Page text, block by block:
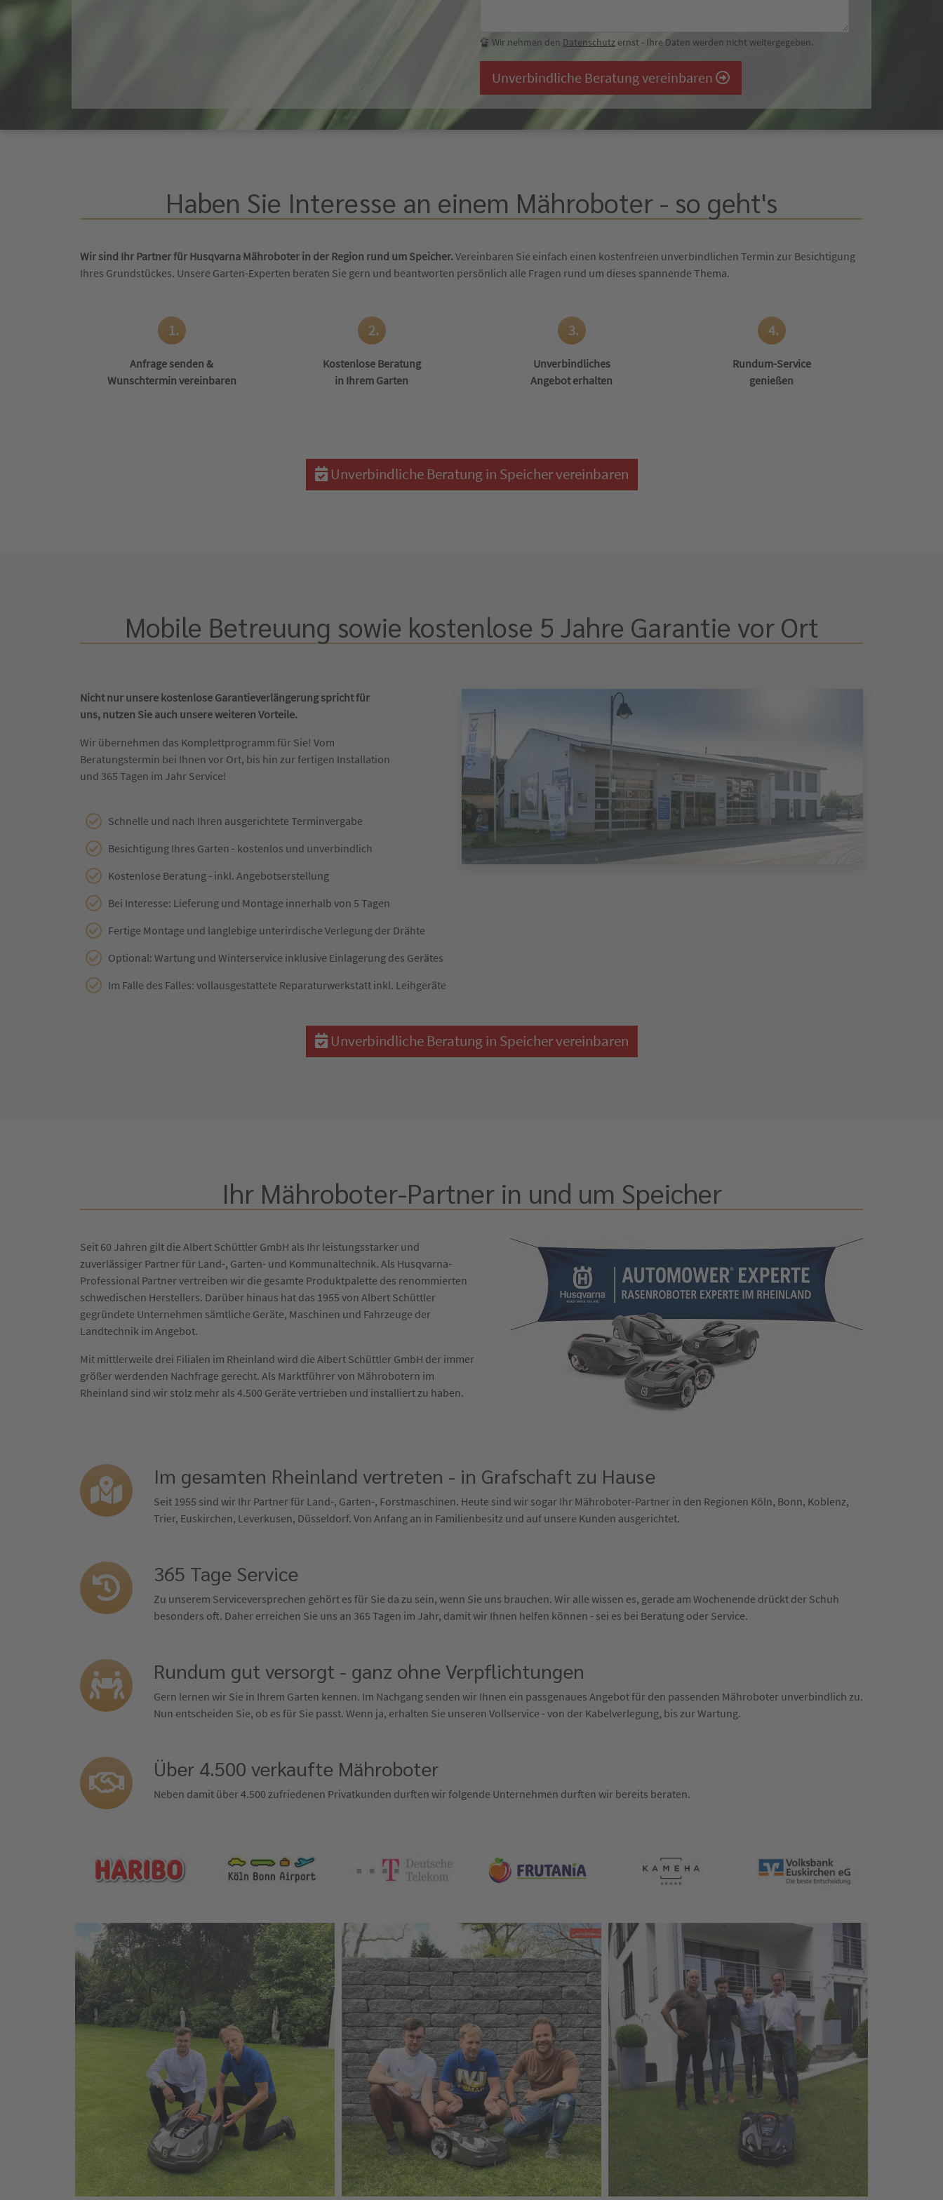
🔏 Wir nehmen den Datenschutz ernst - Ihre Daten werden nicht weitergegeben.
Unverbindliche Beratung vereinbaren
Haben Sie Interesse an einem Mähroboter - so geht's
Wir sind Ihr Partner für Husqvarna Mähroboter in der Region rund um Speicher.Vereinbaren Sie einfach einen kostenfreien unverbindlichen Termin zur Besichtigung
Ihres Grundstückes. Unsere Garten-Experten beraten Sie gern und beantworten persönlich alle Fragen rund um dieses spannende Thema.
1.
Anfrage senden &
Wunschtermin vereinbaren
2.
Kostenlose Beratung
in Ihrem Garten
3.
Unverbindliches
Angebot erhalten
4.
Rundum-Service
genießen
Unverbindliche Beratung in Speicher vereinbaren
Mobile Betreuung sowie kostenlose 5 Jahre Garantie vor Ort
Nicht nur unsere kostenlose Garantieverlängerung spricht für
uns, nutzen Sie auch unsere weiteren Vorteile.
Wir übernehmen das Komplettprogramm für Sie! Vom
Beratungstermin bei Ihnen vor Ort, bis hin zur fertigen Installation
und 365 Tagen im Jahr Service!
Schnelle und nach Ihren ausgerichtete Terminvergabe
Besichtigung Ihres Garten - kostenlos und unverbindlich
Kostenlose Beratung - inkl. Angebotserstellung
Bei Interesse: Lieferung und Montage innerhalb von 5 Tagen
Fertige Montage und langlebige unterirdische Verlegung der Drähte
Optional: Wartung und Winterservice inklusive Einlagerung des Gerätes
Im Falle des Falles: vollausgestattete Reparaturwerkstatt inkl. Leihgeräte
Unverbindliche Beratung in Speicher vereinbaren
Ihr Mähroboter-Partner in und um Speicher
Seit 60 Jahren gilt die Albert Schüttler GmbH als Ihr leistungsstarker und
zuverlässiger Partner für Land-, Garten- und Kommunaltechnik. Als Husqvarna-
Professional Partner vertreiben wir die gesamte Produktpalette des renommierten
schwedischen Herstellers. Darüber hinaus hat das 1955 von Albert Schüttler
gegründete Unternehmen sämtliche Geräte, Maschinen und Fahrzeuge der
Landtechnik im Angebot.
Mit mittlerweile drei Filialen im Rheinland wird die Albert Schüttler GmbH der immer
größer werdenden Nachfrage gerecht. Als Marktführer von Mährobotern im
Rheinland sind wir stolz mehr als 4.500 Geräte vertrieben und installiert zu haben.
Im gesamten Rheinland vertreten - in Grafschaft zu Hause
Seit 1955 sind wir Ihr Partner für Land-, Garten-, Forstmaschinen. Heute sind wir sogar Ihr Mähroboter-Partner in den Regionen Köln, Bonn, Koblenz,
Trier, Euskirchen, Leverkusen, Düsseldorf. Von Anfang an in Familienbesitz und auf unsere Kunden ausgerichtet.
365 Tage Service
Zu unserem Serviceversprechen gehört es für Sie da zu sein, wenn Sie uns brauchen. Wir alle wissen es, gerade am Wochenende drückt der Schuh
besonders oft. Daher erreichen Sie uns an 365 Tagen im Jahr, damit wir Ihnen helfen können - sei es bei Beratung oder Service.
Rundum gut versorgt - ganz ohne Verpflichtungen
Gern lernen wir Sie in Ihrem Garten kennen. Im Nachgang senden wir Ihnen ein passgenaues Angebot für den passenden Mähroboter unverbindlich zu.
Nun entscheiden Sie, ob es für Sie passt. Wenn ja, erhalten Sie unseren Vollservice - von der Kabelverlegung, bis zur Wartung.
Über 4.500 verkaufte Mähroboter
Neben damit über 4.500 zufriedenen Privatkunden durften wir folgende Unternehmen durften wir bereits beraten.